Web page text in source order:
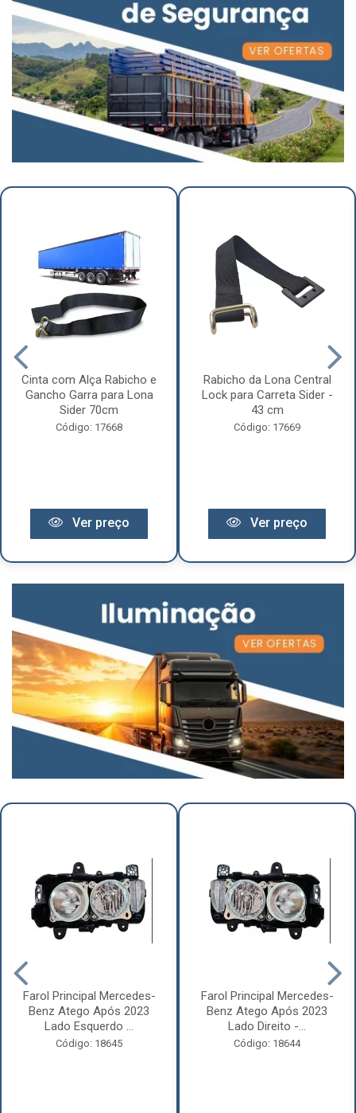
Cinta com Alça Rabicho e
Gancho Garra para Lona
Sider 70cm
Código: 17668
Ver preço
Rabicho da Lona Central
Lock para Carreta Sider -
43 cm
Código: 17669
Ver preço
Farol Principal Mercedes-
Benz Atego Após 2023
Lado Esquerdo ...
Código: 18645
Farol Principal Mercedes-
Benz Atego Após 2023
Lado Direito -...
Código: 18644